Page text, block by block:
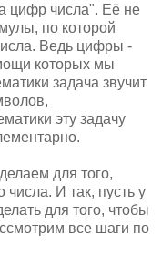
цифр числа". Её не
по которой
Ведь цифры -
которых мы
задача звучит
эту задачу
для того,
И так, пусть у
для того, чтобы
все шаги по